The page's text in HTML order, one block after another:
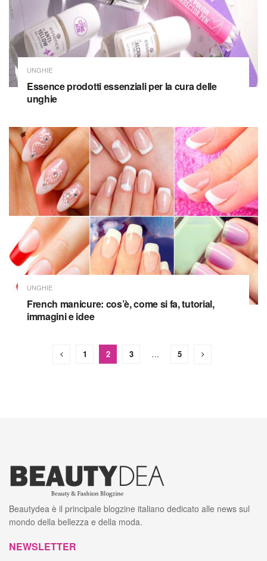
UNGHIE
Essence prodotti essenziali per la cura delle
unghie
UNGHIE
French manicure: cos’è, come si fa, tutorial,
immagini e idee
1 2 3 … 5
Beautydea è il principale blogzine italiano dedicato alle news sul
mondo della bellezza e della moda.
NEWSLETTER